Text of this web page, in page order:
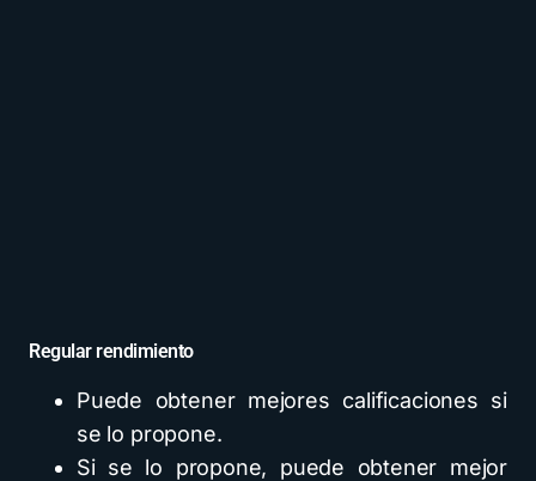
Regular rendimiento
Puede obtener mejores calificaciones si
se lo propone.
Si se lo propone, puede obtener mejor